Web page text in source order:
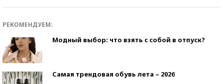
РЕКОМЕНДУЕМ:
Модный выбор: что взять с собой в отпуск?
Самая трендовая обувь лета – 2026